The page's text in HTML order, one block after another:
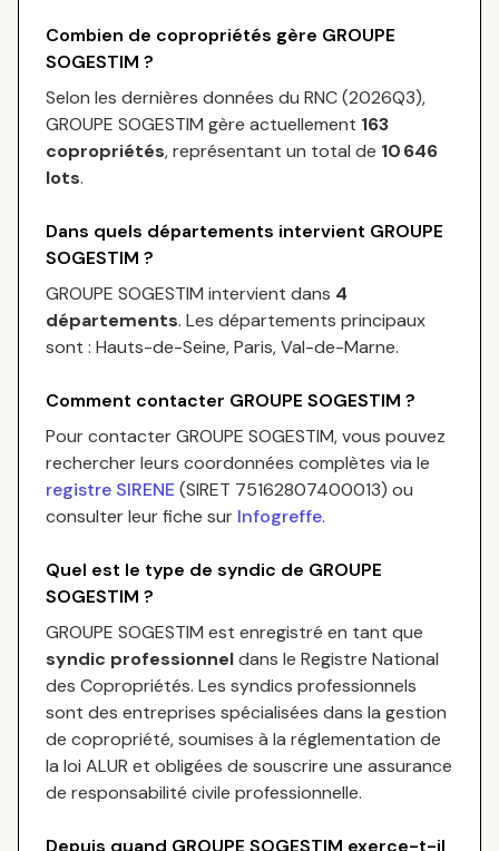
Combien de copropriétés gère GROUPE
SOGESTIM ?
Selon les dernières données du RNC (2026Q3),
GROUPE SOGESTIM gère actuellement 163
copropriétés, représentant un total de 10 646
lots.
Dans quels départements intervient GROUPE
SOGESTIM ?
GROUPE SOGESTIM intervient dans 4
départements. Les départements principaux
sont : Hauts-de-Seine, Paris, Val-de-Marne.
Comment contacter GROUPE SOGESTIM ?
Pour contacterGROUPE SOGESTIM, vous pouvez
rechercher leurs coordonnées complètes via le
registre SIRENE (SIRET 75162807400013) ou
consulter leur fiche sur Infogreffe.
Quel est le type de syndic de GROUPE
SOGESTIM ?
GROUPE SOGESTIM est enregistré en tant que
syndic professionneldans le Registre National
des Copropriétés. Les syndics professionnels
sont des entreprises spécialisées dans la gestion
de copropriété, soumises à la réglementation de
la loi ALUR et obligées de souscrire une assurance
de responsabilité civile professionnelle.
Depuis quand GROUPE SOGESTIM exerce-t-il